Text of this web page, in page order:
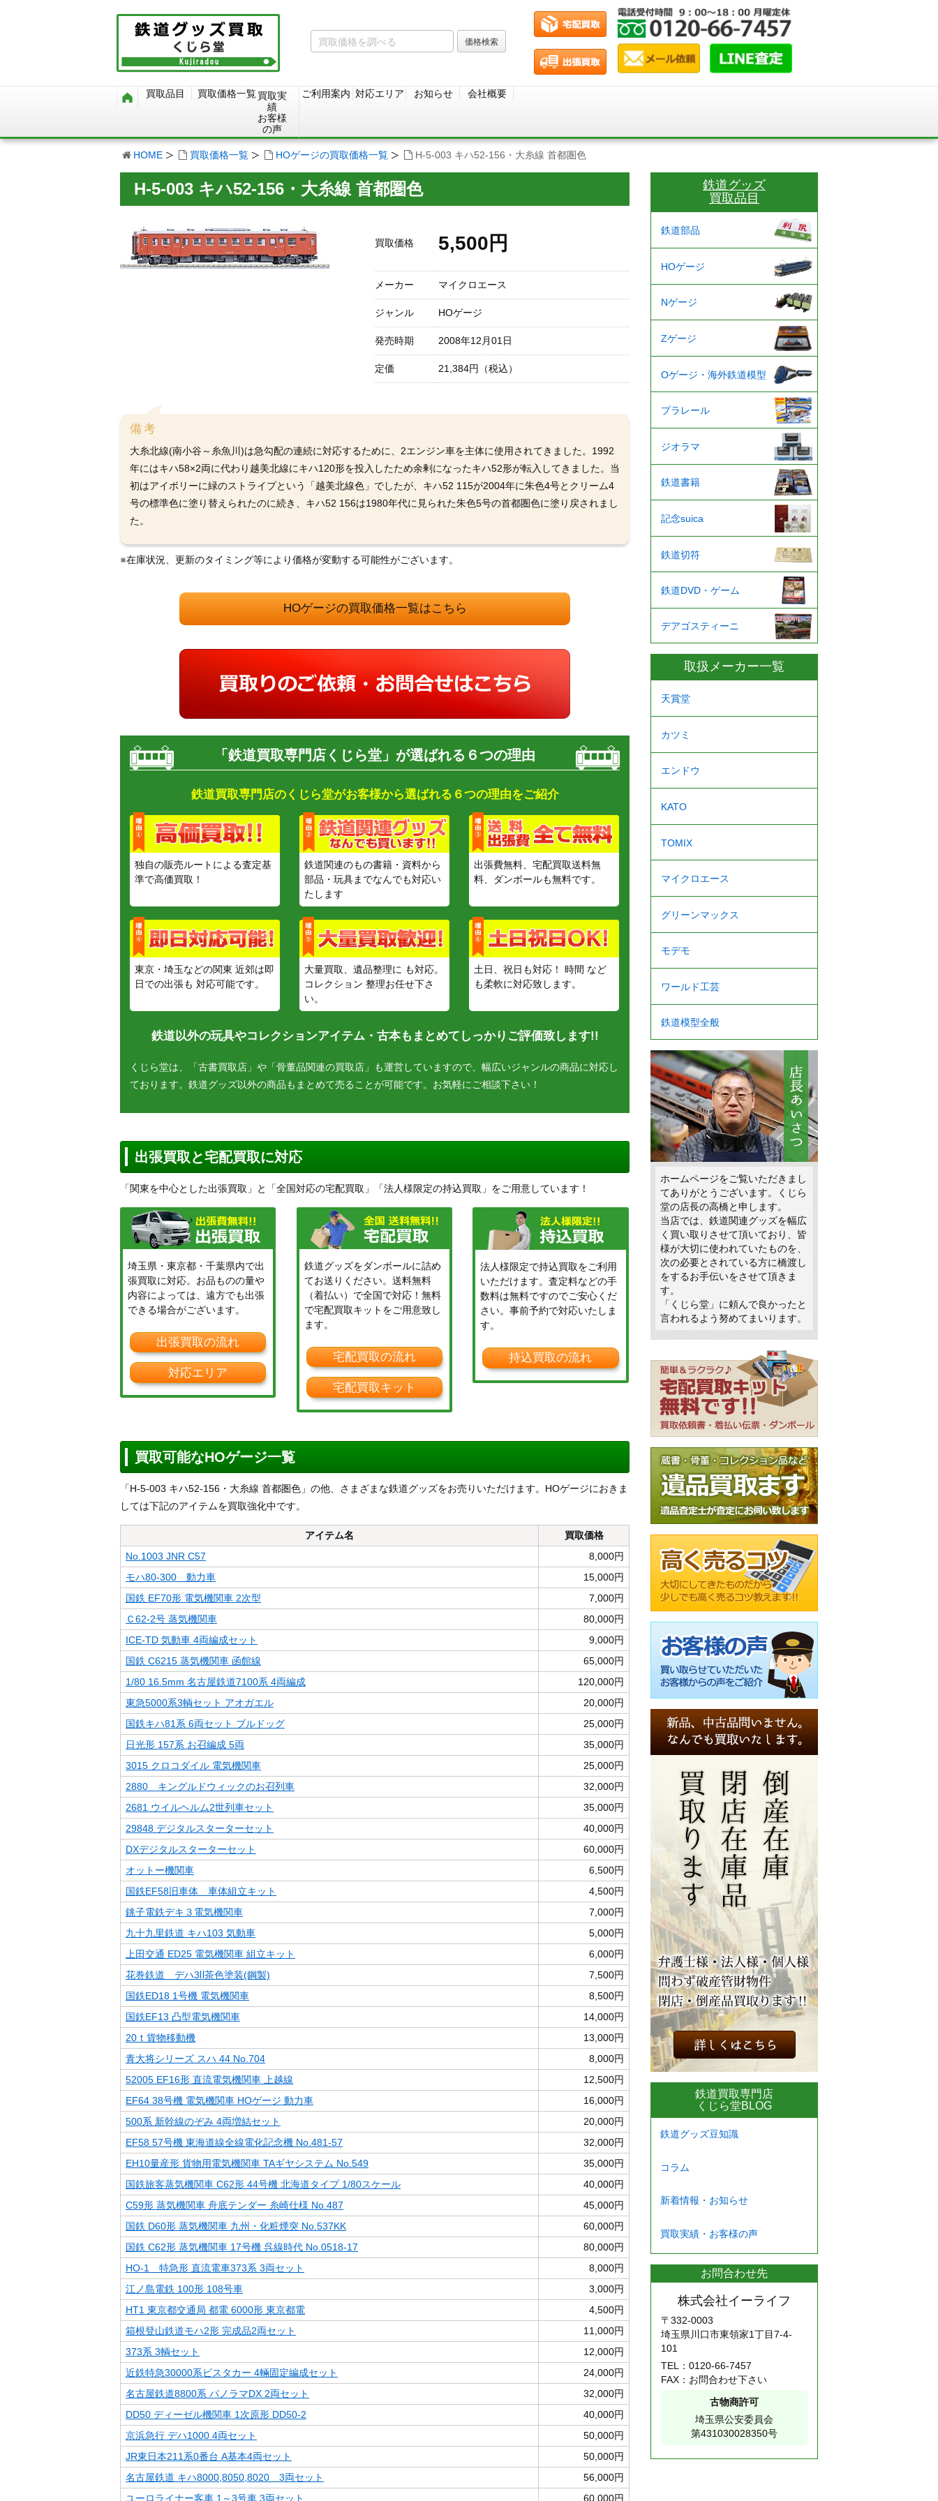
買取品目 買取価格一覧買取実
績
お客様
の声
ご利用案内 対応エリア お知らせ 会社概要
HOME 買取価格一覧 HOゲージの買取価格一覧 H-5-003 キハ52-156・大糸線 首都圏色
H-5-003 キハ52-156・大糸線 首都圏色
買取価格 5,500円
メーカー マイクロエース
ジャンル HOゲージ
発売時期 2008年12月01日
定価 21,384円（税込）
備考
大糸北線(南小谷～糸魚川)は急勾配の連続に対応するために、2エンジン車を主体に使用されてきました。1992
年にはキハ58×2両に代わり越美北線にキハ120形を投入したため余剰になったキハ52形が転入してきました。当
初はアイボリーに緑のストライプという「越美北線色」でしたが、キハ52 115が2004年に朱色4号とクリーム4
号の標準色に塗り替えられたのに続き、キハ52 156は1980年代に見られた朱色5号の首都圏色に塗り戻されまし
た。
※在庫状況、更新のタイミング等により価格が変動する可能性がございます。
HOゲージの買取価格一覧はこちら
「鉄道買取専門店くじら堂」が選ばれる６つの理由
鉄道買取専門店のくじら堂がお客様から選ばれる６つの理由をご紹介
独自の販売ルートによる査定基
準で高価買取！
鉄道関連のもの書籍・資料から
部品・玩具までなんでも対応い
たします
出張費無料、宅配買取送料無
料、ダンボールも無料です。
東京・埼玉などの関東 近郊は即
日での出張も 対応可能です。
大量買取、遺品整理に も対応。
コレクション 整理お任せ下さ
い。
土日、祝日も対応！ 時間 など
も柔軟に対応致します。
鉄道以外の玩具やコレクションアイテム・古本もまとめてしっかりご評価致します!!
くじら堂は、「古書買取店」や「骨董品関連の買取店」も運営していますので、幅広いジャンルの商品に対応し
ております。鉄道グッズ以外の商品もまとめて売ることが可能です。お気軽にご相談下さい！
出張買取と宅配買取に対応
「関東を中心とした出張買取」と「全国対応の宅配買取」「法人様限定の持込買取」をご用意しています！
埼玉県・東京都・千葉県内で出
張買取に対応。お品ものの量や
内容によっては、遠方でも出張
できる場合がございます。
出張買取の流れ
対応エリア
鉄道グッズをダンボールに詰め
てお送りください。送料無料
（着払い）で全国で対応！無料
で宅配買取キットをご用意致し
ます。
宅配買取の流れ
宅配買取キット
法人様限定で持込買取をご利用
いただけます。査定料などの手
数料は無料ですのでご安心くだ
さい。事前予約で対応いたしま
す。
持込買取の流れ
買取可能なHOゲージ一覧
「H-5-003 キハ52-156・大糸線 首都圏色」の他、さまざまな鉄道グッズをお売りいただけます。HOゲージにおきま
しては下記のアイテムを買取強化中です。
アイテム名
買取価格
No.1003 JNR C57
8,000円
モハ80-300 動力車
15,000円
国鉄 EF70形 電気機関車 2次型
7,000円
Ｃ62-2号 蒸気機関車
80,000円
ICE-TD 気動車 4両編成セット
9,000円
国鉄 C6215 蒸気機関車 函館線
65,000円
1/80 16.5mm 名古屋鉄道7100系 4両編成
120,000円
東急5000系3輌セット アオガエル
20,000円
国鉄キハ81系 6両セット ブルドッグ
25,000円
日光形 157系 お召編成 5両
35,000円
3015 クロコダイル 電気機関車
25,000円
2880 キングルドウィックのお召列車
32,000円
2681 ウイルヘルム2世列車セット
35,000円
29848 デジタルスターターセット
40,000円
DXデジタルスターターセット
60,000円
オットー機関車
6,500円
国鉄EF58旧車体 車体組立キット
4,500円
銚子電鉄デキ３電気機関車
7,000円
九十九里鉄道 キハ103 気動車
5,000円
上田交通 ED25 電気機関車 組立キット
6,000円
花巻鉄道 デハ3Ⅱ茶色塗装(鋼製)
7,500円
国鉄ED18 1号機 電気機関車
8,500円
国鉄EF13 凸型電気機関車
14,000円
20ｔ貨物移動機
13,000円
青大将シリーズ スハ 44 No.704
8,000円
52005 EF16形 直流電気機関車 上越線
12,500円
EF64 38号機 電気機関車 HOゲージ 動力車
16,000円
500系 新幹線のぞみ 4両増結セット
20,000円
EF58 57号機 東海道線全線電化記念機 No.481-57
32,000円
EH10量産形 貨物用電気機関車 TAギヤシステム No.549
35,000円
国鉄旅客蒸気機関車 C62形 44号機 北海道タイプ 1/80スケール
40,000円
C59形 蒸気機関車 舟底テンダー 糸崎仕様 No.487
45,000円
国鉄 D60形 蒸気機関車 九州・化粧煙突 No.537KK
60,000円
国鉄 C62形 蒸気機関車 17号機 呉線時代 No.0518-17
80,000円
HO-1 特急形 直流電車373系 3両セット
8,000円
江ノ島電鉄 100形 108号車
3,000円
HT1 東京都交通局 都電 6000形 東京都電
4,500円
箱根登山鉄道モハ2形 完成品2両セット
11,000円
373系 3輌セット
12,000円
近鉄特急30000系ビスタカー 4輛固定編成セット
24,000円
名古屋鉄道8800系 パノラマDX 2両セット
32,000円
DD50 ディーゼル機関車 1次原形 DD50-2
40,000円
京浜急行 デハ1000 4両セット
50,000円
JR東日本211系0番台 A基本4両セット
50,000円
名古屋鉄道 キハ8000,8050,8020 3両セット
56,000円
ユーロライナー客車 1～3号車 3両セット
60,000円
鉄道グッズ
買取品目
鉄道部品
HOゲージ
Nゲージ
Zゲージ
Oゲージ・海外鉄道模型
プラレール
ジオラマ
鉄道書籍
記念suica
鉄道切符
鉄道DVD・ゲーム
デアゴスティーニ
取扱メーカー一覧
天賞堂
カツミ
エンドウ
KATO
TOMIX
マイクロエース
グリーンマックス
モデモ
ワールド工芸
鉄道模型全般
ホームページをご覧いただきまし
てありがとうございます。くじら
堂の店長の高橋と申します。
当店では、鉄道関連グッズを幅広
く買い取りさせて頂いており、皆
様が大切に使われていたものを、
次の必要とされている方に橋渡し
をするお手伝いをさせて頂きま
す。
「くじら堂」に頼んで良かったと
言われるよう努めてまいります。
鉄道買取専門店
くじら堂BLOG
鉄道グッズ豆知識
コラム
新着情報・お知らせ
買取実績・お客様の声
お問合わせ先
株式会社イーライフ
〒332-0003
埼玉県川口市東領家1丁目7-4-
101
TEL： 0120-66-7457
FAX：お問合わせ下さい
古物商許可
埼玉県公安委員会
第431030028350号